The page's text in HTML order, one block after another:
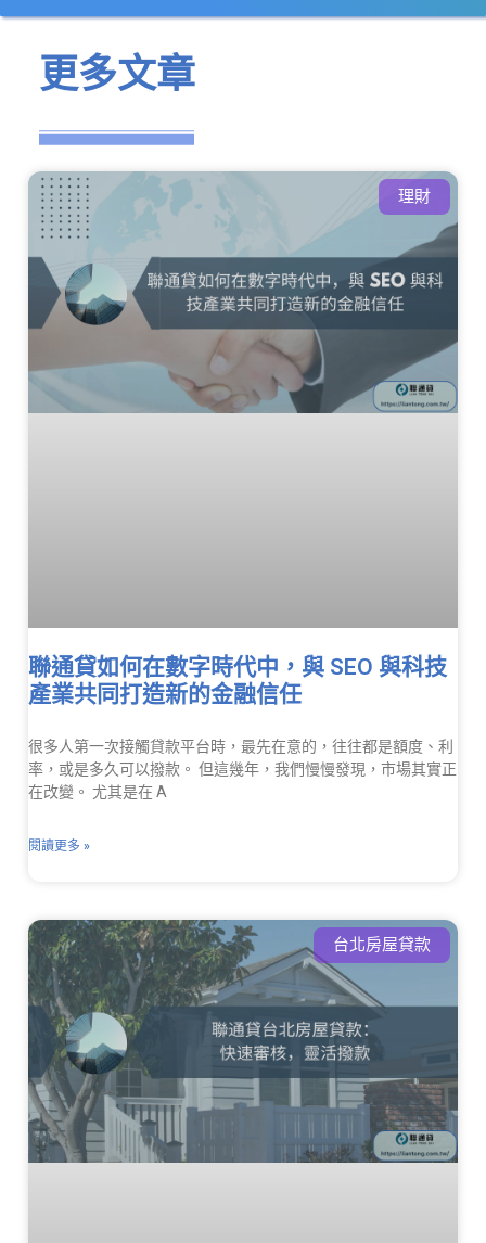
更多文章
理財
聯通貸如何在數字時代中，與 SEO 與科技
產業共同打造新的金融信任
很多人第一次接觸貸款平台時，最先在意的，往往都是額度、利
率，或是多久可以撥款。 但這幾年，我們慢慢發現，市場其實正
在改變。 尤其是在 A
閱讀更多 »
台北房屋貸款